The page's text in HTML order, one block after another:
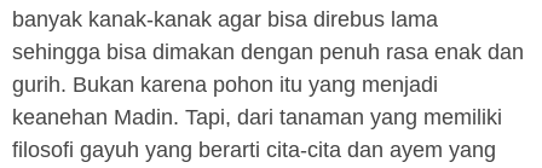
banyak kanak-kanak agar bisa direbus lama
sehingga bisa dimakan dengan penuh rasa enak dan
gurih. Bukan karena pohon itu yang menjadi
keanehan Madin. Tapi, dari tanaman yang memiliki
filosofi gayuh yang berarti cita-cita dan ayem yang